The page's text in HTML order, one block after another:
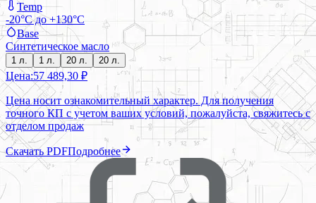
Temp
-20°C до +130°C
Base
Синтетическое масло
1 л. 1 л. 20 л. 20 л.
Цена:57 489,30 ₽
Цена носит ознакомительный характер. Для получения
точного КП с учетом ваших условий, пожалуйста, свяжитесь с
отделом продаж
Скачать PDFПодробнее